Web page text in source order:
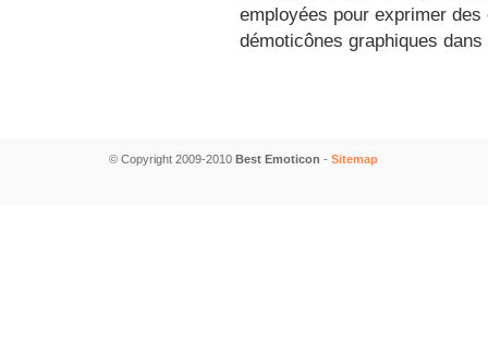
employées pour exprimer
démoticônes graphiques
© Copyright 2009-2010 Best Emoticon - Sitemap